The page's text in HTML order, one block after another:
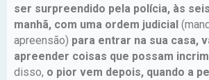
ser surpreendido pela polícia, às
manhã, com uma ordem judicial
apreensão) para entrar na sua casa,
apreender coisas que possam
disso, o pior vem depois, quando a